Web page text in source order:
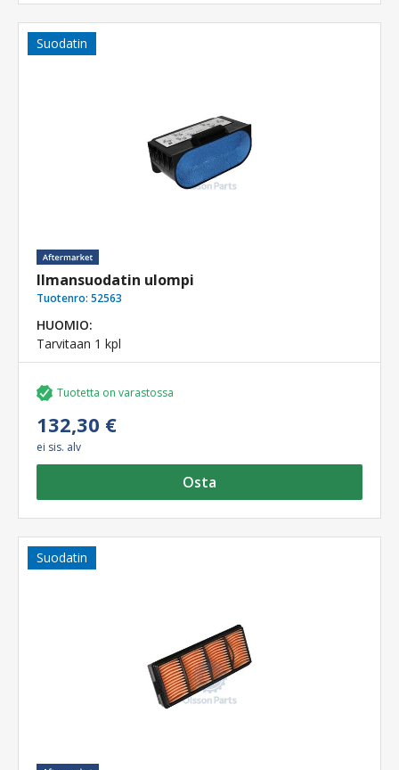
Suodatin
Ilmansuodatin ulompi
Tuotenro: 52563
HUOMIO:
Tarvitaan 1 kpl
Tuotetta on varastossa
132,30 €
ei sis. alv
Osta
Suodatin